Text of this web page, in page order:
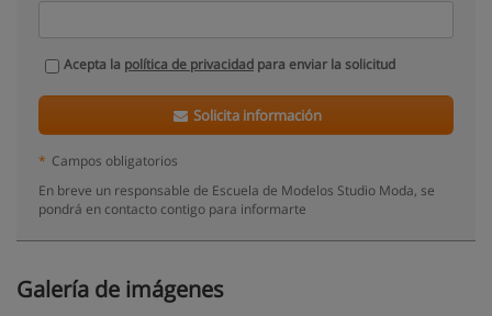
Acepta la política de privacidad para enviar la solicitud
Solicita información
* Campos obligatorios
En breve un responsable de Escuela de Modelos Studio Moda, se
pondrá en contacto contigo para informarte
Galería de imágenes